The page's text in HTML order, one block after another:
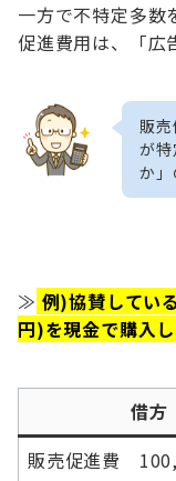
一方で不特定多数
促進費用は、「広
販
が
か」
≫ 例)協賛してい
円)を現金で購入
借方
販売促進費